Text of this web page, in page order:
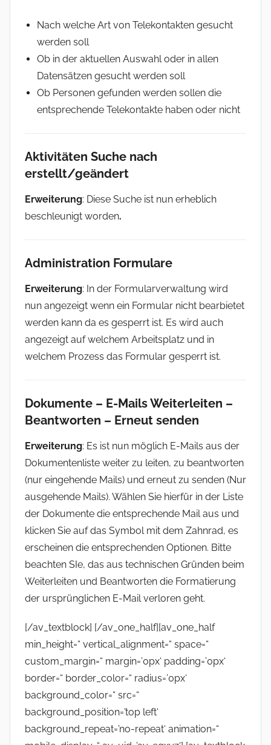
Nach welche Art von Telekontakten gesucht
werden soll
Ob in der aktuellen Auswahl oder in allen
Datensätzen gesucht werden soll
Ob Personen gefunden werden sollen die
entsprechende Telekontakte haben oder nicht
Aktivitäten Suche nach
erstellt/geändert
Erweiterung: Diese Suche ist nun erheblich
beschleunigt worden.
Administration Formulare
Erweiterung: In der Formularverwaltung wird
nun angezeigt wenn ein Formular nicht bearbietet
werden kann da es gesperrt ist. Es wird auch
angezeigt auf welchem Arbeitsplatz und in
welchem Prozess das Formular gesperrt ist.
Dokumente – E-MailsWeiterleiten –
Beantworten – Erneut senden
Erweiterung: Es ist nun möglich E-Mails aus der
Dokumentenliste weiter zu leiten, zu beantworten
(nur eingehende Mails) und erneut zu senden (Nur
ausgehende Mails). Wählen Sie hierfür in der Liste
der Dokumente die entsprechende Mail aus und
klicken Sie auf das Symbol mit dem Zahnrad, es
erscheinen die entsprechenden Optionen. Bitte
beachten SIe, das aus technischen Gründen beim
Weiterleiten und Beantworten die Formatierung
der ursprünglichen E-Mail verloren geht.
[/av_textblock] [/av_one_half][av_one_half
min_height=“ vertical_alignment=“ space=“
custom_margin=“ margin=’0px‘ padding=’0px‘
border=“ border_color=“ radius=’0px‘
background_color=“ src=“
background_position=’top left‘
background_repeat=’no-repeat‘ animation=“